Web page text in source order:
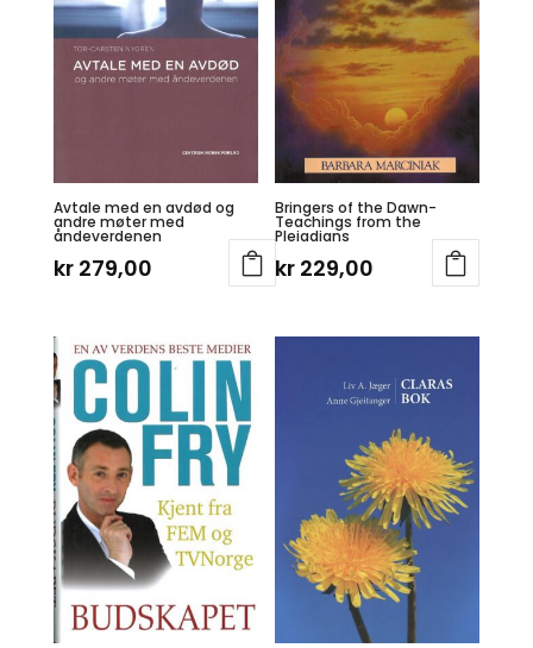
Avtale med en avdød og
andre møter med
åndeverdenen
kr279,00
Bringers of the Dawn-
Teachings from the
Pleiadians
kr 229,00